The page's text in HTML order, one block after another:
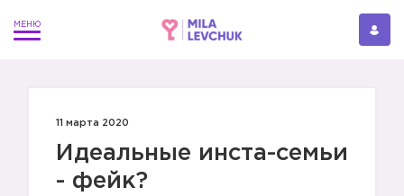
11 марта 2020
Идеальные инста-семьи
- фейк?